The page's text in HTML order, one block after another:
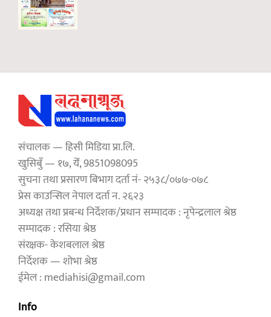
संचालक — हिसी मिडिया प्रा.लि.
खुसिबुँ — १७, येँ, 9851098095
सुचना तथा प्रसारण बिभाग दर्ता नं- २५३८/०७७-०७८
प्रेस काउन्सिल नेपाल दर्ता न. २६२३
अध्यक्ष तथा प्रबन्ध निर्देशक/प्रधान सम्पादक : नृपेन्द्रलाल श्रेष्ठ
सम्पादक : रसिया श्रेष्ठ
संरक्षक- केशबलाल श्रेष्ठ
निर्देशक — शोभा श्रेष्ठ
ईमेल : mediahisi@gmail.com
Info